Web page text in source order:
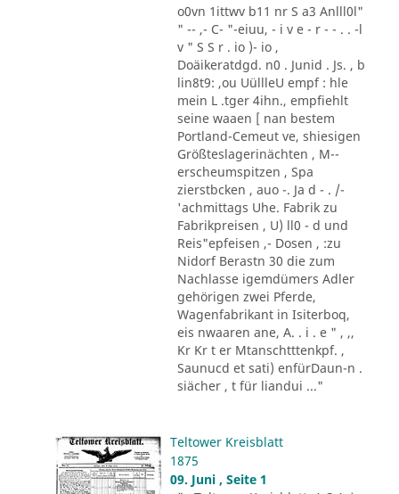
o0vn 1ittwv b11 nr S a3 Anlll0l"
" -- ,- C- "-eiuu, - i v e - r - - . . -l
v " S S r . io )- io ,
Doäikeratdgd. n0 . Junid . Js. , b
lin8t9: ,ou UüllleU empf : hle
mein L .tger 4ihn., empfiehlt
seine waaen [ nan bestem
Portland-Cemeut ve, shiesigen
Größteslagerinächten , M--
erscheumspitzen , Spa
zierstbcken , auo -. Ja d - . /-
'achmittags Uhe. Fabrik zu
Fabrikpreisen , U) ll0 - d und
Reis"epfeisen ,- Dosen , :zu
Nidorf Berastn 30 die zum
Nachlasse igemdümers Adler
gehörigen zwei Pferde,
Wagenfabrikant in Isiterboq,
eis nwaaren ane, A. . i . e " , ,,
Kr Kr t er Mtanschtttenkpf. ,
Saunucd et sati) enfürDaun-n .
siächer , t für liandui ..."
Teltower Kreisblatt
1875
09. Juni , Seite 1